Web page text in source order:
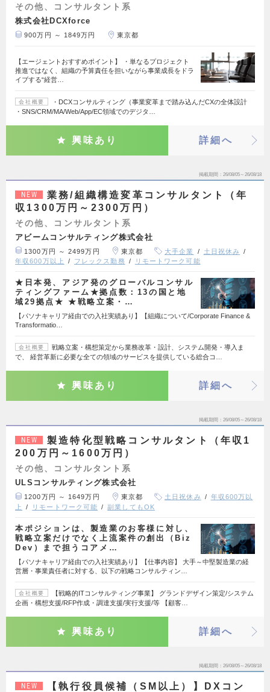
その他、コンサルタント系
株式会社DCXforce
900万円 ～ 1849万円 東京都
【エージェントおすすめポイント】 ・単なるプロジェクト
推進ではなく、組織の予算責任を担いながら事業成長をドラ
イブする“経営…
会社概要
・DCXコンサルティング（事業変革まで踏み込んだCXの全体設計
・SNS/CRM/MA/Web/App/EC領域でのデジタ…
興味あり 詳細へ
掲載期間 26/08/05～26/08/18
NEW
業務/組織構造変革コンサルタント（年
収1300万円～2300万円）
その他、コンサルタント系
アビームコンサルティング株式会社
1300万円 ～ 2499万円 東京都 大手企業
土日祝休み
年収600万以上
フレックス勤務 リモートワーク可能
★日本発、アジア発のグローバルコンサル
ティングファーム★拠点数：13の国と地
域29拠点★ ★戦略立案・…
【パソナキャリア経由での入社実績あり】【組織について/Corporate Finance &
Transformatio…
会社概要
戦略立案・構想策定から業務改革・設計、システム開発・導入ま
で、 経営革新に必要な全ての領域のサービスを提供している総合コ…
興味あり 詳細へ
掲載期間 26/08/05～26/08/18
NEW
製造特化型戦略コンサルタント（年収1
200万円～1600万円）
その他、コンサルタント系
ULSコンサルティング株式会社
1200万円 ～ 1649万円 東京都 土日祝休み
年収600万以
上
リモートワーク可能 副業してもOK
本ポジションは、製造業のお客様に対し、
戦略立案だけでなく上流案件の創出（Biz
Dev）まで担うコアメ…
【パソナキャリア経由での入社実績あり】【仕事内容】 大手～中堅製造業の経
営層・事業責任者に対する、以下の戦略コンサルティン…
会社概要
【戦略的ITコンサルティング事業】 グランドデザイン策定/システム
企画・構想支援/RFP作成・調達支援/実行支援/等 【顧客…
興味あり 詳細へ
掲載期間 26/08/05～26/08/18
NEW
【執行役員候補（SM以上）】DXコン